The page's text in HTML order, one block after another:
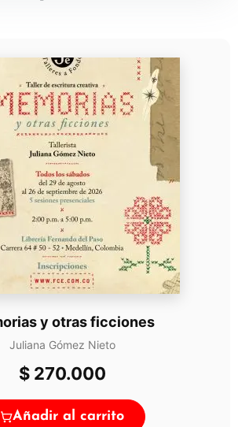
y otras ficciones
Juliana Gómez Nieto
$270.000
Añadir al carrito